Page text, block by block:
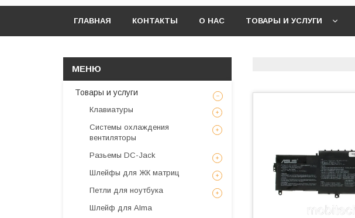
ГЛАВНАЯ КОНТАКТЫ О НАС ТОВАРЫ И УСЛУГИ
Товары и услуги
Клавиатуры
Системы охлаждения
вентиляторы
Разьемы DC-Jack
Шлейфы для ЖК матриц
Петли для ноутбука
Шлейф для Alma